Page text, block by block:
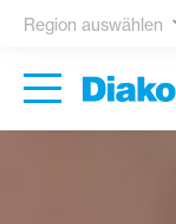
Region auswählen